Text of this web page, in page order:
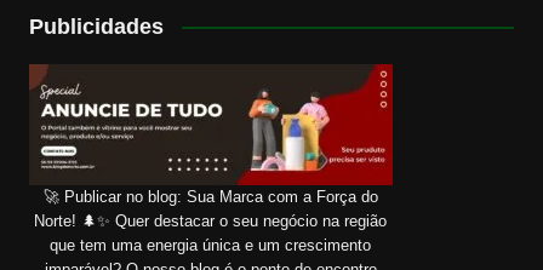
Publicidades
🚀 Publicar no blog: Sua Marca com a Força do
Norte! 🌲✨ Quer destacar o seu negócio na região
que tem uma energia única e um crescimento